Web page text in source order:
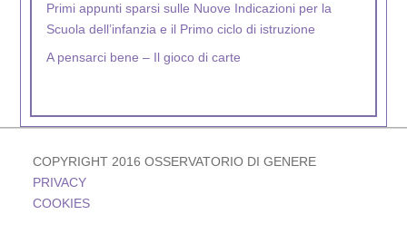
Primi appunti sparsi sulle Nuove Indicazioni per la
Scuola dell’infanzia e il Primo ciclo di istruzione
A pensarci bene – Il gioco di carte
COPYRIGHT 2016 OSSERVATORIO DI GENERE
PRIVACY
COOKIES